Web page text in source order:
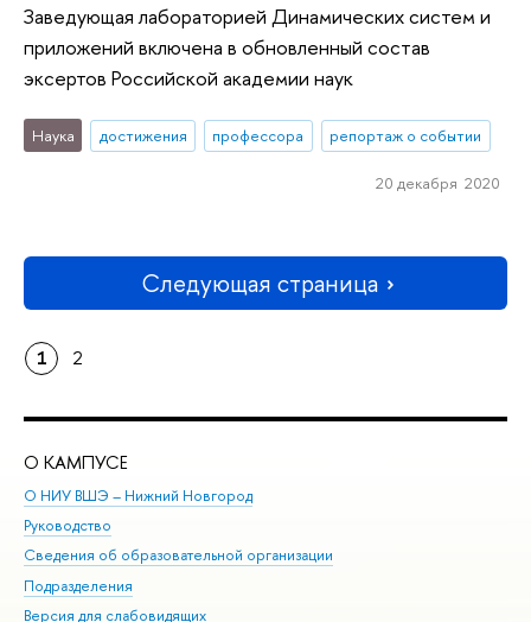
Заведующая лабораторией Динамических систем и
приложений включена в обновленный состав
эксертов Российской академии наук
Наука достижения профессора репортаж о событии
20 декабря 2020
Следующая страница
1 2
О КАМПУСЕ
О НИУ ВШЭ – Нижний Новгород
Руководство
Сведения об образовательной организации
Подразделения
Версия для слабовидящих